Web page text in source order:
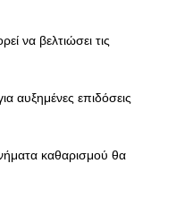
να βελτιώσει τις
αυξημένες επιδόσεις
καθαρισμού θα